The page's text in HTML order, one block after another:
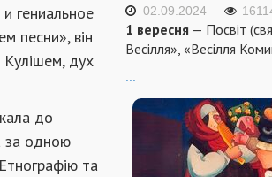
гениальное
песни», він
Кулішем, дух
до
за одною
та
02.09.2024
1 вересня — Посвіт
Весілля», «Весілля
...